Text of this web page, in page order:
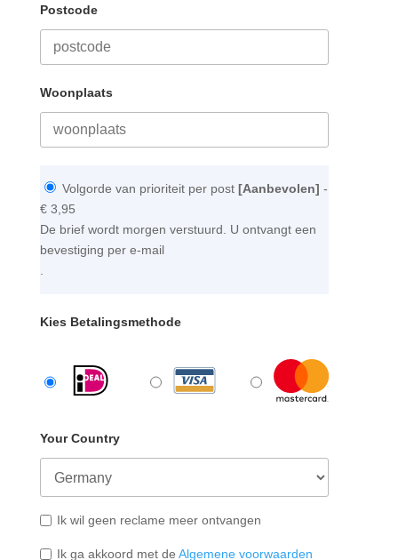
Postcode
Woonplaats
Volgorde van prioriteit per post [Aanbevolen] -
€ 3,95
De brief wordt morgen verstuurd. U ontvangt een
bevestiging per e-mail
.
Kies Betalingsmethode
Your Country
Ik wil geen reclame meer ontvangen
Ik ga akkoord met de Algemene voorwaarden